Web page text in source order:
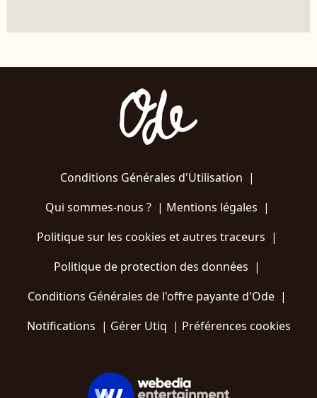
Conditions Générales d'Utilisation |
Qui sommes-nous ?| Mentions légales |
Politique sur les cookies et autres traceurs |
Politique de protection des données |
Conditions Générales de l'offre payante d'Ode |
Notifications | Gérer Utiq | Préférences cookies